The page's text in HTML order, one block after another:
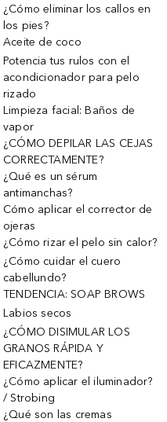
¿Cómo eliminar los callos en
los pies?
Aceite de coco
Potencia tus rulos con el
acondicionador para pelo
rizado
Limpieza facial: Baños de
vapor
¿CÓMO DEPILAR LAS CEJAS
CORRECTAMENTE?
¿Qué es un sérum
antimanchas?
Cómo aplicar el corrector de
ojeras
¿Cómo rizar el pelo sin calor?
¿Cómo cuidar el cuero
cabellundo?
TENDENCIA: SOAP BROWS
Labios secos
¿CÓMO DISIMULAR LOS
GRANOS RÁPIDA Y
EFICAZMENTE?
¿Cómo aplicar el iluminador?
/ Strobing
¿Qué son las cremas